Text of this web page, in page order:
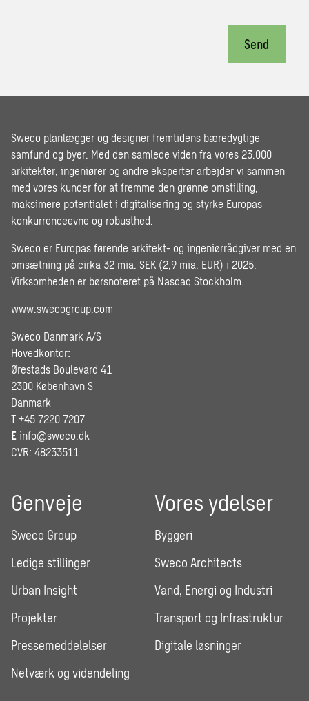
Send
Sweco planlægger og designer fremtidens bæredygtige
samfund og byer. Med den samlede viden fra vores 23.000
arkitekter, ingeniører og andre eksperter arbejder vi sammen
med vores kunder for at fremme den grønne omstilling,
maksimere potentialet i digitalisering og styrke Europas
konkurrenceevne og robusthed.
Sweco er Europas førende arkitekt- og ingeniørrådgiver med en
omsætning på cirka 32 mia. SEK (2,9 mia. EUR) i 2025.
Virksomheden er børsnoteret på Nasdaq Stockholm.
www.swecogroup.com
Sweco Danmark A/S
Hovedkontor:
Ørestads Boulevard 41
2300 København S
Danmark
T +45 7220 7207
E info@sweco.dk
CVR: 48233511
Genveje
Sweco Group
Ledige stillinger
Urban Insight
Projekter
Pressemeddelelser
Netværk og videndeling
Vores ydelser
Byggeri
Sweco Architects
Vand, Energi og Industri
Transport og Infrastruktur
Digitale løsninger